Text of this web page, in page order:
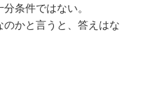
条件ではない。
かと言うと、答えはな